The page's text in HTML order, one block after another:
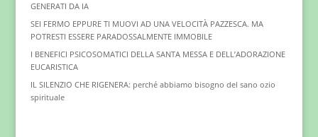
GENERATI DA IA
SEI FERMO EPPURE TI MUOVI AD UNA VELOCITÀ PAZZESCA. MA
POTRESTI ESSERE PARADOSSALMENTE IMMOBILE
I BENEFICI PSICOSOMATICI DELLA SANTA MESSA E DELL’ADORAZIONE
EUCARISTICA
IL SILENZIO CHE RIGENERA: perché abbiamo bisogno del sano ozio
spirituale